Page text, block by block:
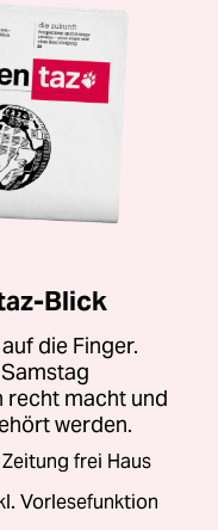
Blick
die Finger.
recht macht und
werden.
frei Haus
Vorlesefunktion